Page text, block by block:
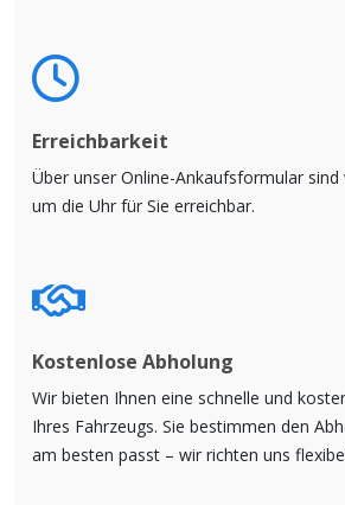
Erreichbarkeit
Über unser Online-Ankaufsformular
um die Uhr für Sie erreichbar.
Kostenlose Abholung
Wir bieten Ihnen eine schnelle und
Ihres Fahrzeugs. Sie bestimmen den
am besten passt – wir richten uns